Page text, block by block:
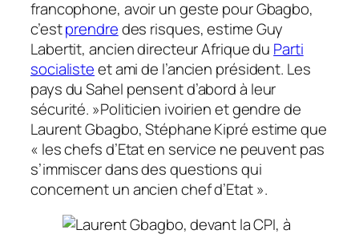
francophone, avoir un geste pour Gbagbo,
c’estprendredes risques,estime Guy
Labertit, ancien directeur Afrique du Parti
socialisteet ami de l’ancien président. Les
pays du Sahel pensent d’abord à leur
sécurité. »Politicien ivoirien et gendre de
Laurent Gbagbo, Stéphane Kipré estime que
« les chefs d’Etat en service ne peuvent pas
s’immiscer dans des questions qui
concernent un ancien chef d’Etat ».